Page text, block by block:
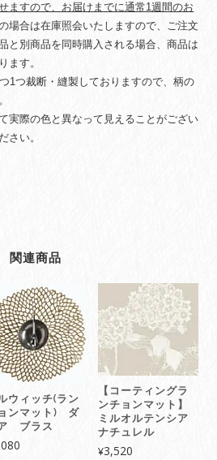
ますので、お届けまでに通常1週間のお
場合は在庫照会いたしますので、ご注文
と別商品を同時購入される場合、商品は
ます。
1つ裁断・縫製しておりますので、柄の
実際の色と異なって見えることがござい
さい。
関連商品
ウィッチ(ラン
ンマット) ダ
ブラス
【コーティングラ
ンチョンマット】
ミルオルテンシア
ナチュレル
¥3,520